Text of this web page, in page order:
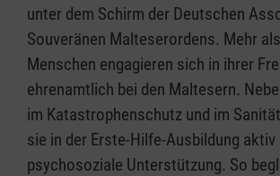
unter dem Schirm der Deutschen
Souveränen Malteserordens. Mehr
Menschen engagieren sich in ihrer
ehrenamtlich bei den Maltesern.
im Katastrophenschutz und im
sie in der Erste-Hilfe-Ausbildung aktiv
psychosoziale Unterstützung. So